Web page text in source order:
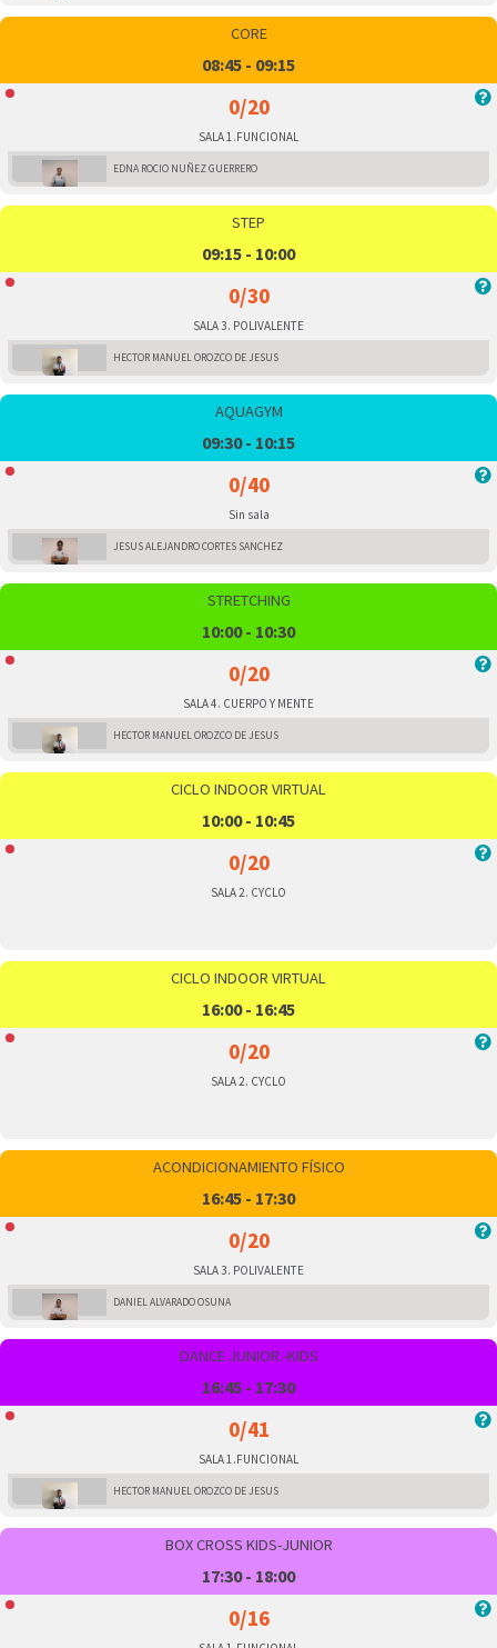
CORE
08:45 - 09:15
0/20
SALA 1.FUNCIONAL
EDNA ROCIO NUÑEZ GUERRERO
STEP
09:15 - 10:00
0/30
SALA 3. POLIVALENTE
HECTOR MANUEL OROZCO DE JESUS
AQUAGYM
09:30 - 10:15
0/40
Sin sala
JESUS ALEJANDRO CORTES SANCHEZ
STRETCHING
10:00 - 10:30
0/20
SALA 4. CUERPO Y MENTE
HECTOR MANUEL OROZCO DE JESUS
CICLO INDOOR VIRTUAL
10:00 - 10:45
0/20
SALA 2. CYCLO
CICLO INDOOR VIRTUAL
16:00 - 16:45
0/20
SALA 2. CYCLO
ACONDICIONAMIENTO FÍSICO
16:45 - 17:30
0/20
SALA 3. POLIVALENTE
DANIEL ALVARADO OSUNA
DANCE JUNIOR.-KIDS
16:45 - 17:30
0/41
SALA 1.FUNCIONAL
HECTOR MANUEL OROZCO DE JESUS
BOX CROSS KIDS-JUNIOR
17:30 - 18:00
0/16